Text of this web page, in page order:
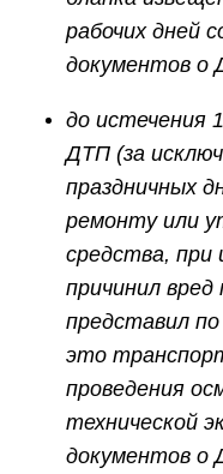
рабочих дней
документов о
до истечения
ДТП (за
праздничных
ремонту или
средства, при
причинил
представил
это
проведения
технической
документов о